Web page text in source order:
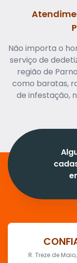
Não importa o
serviço de
região de
como baratas,
de infestação,
R. Treze de